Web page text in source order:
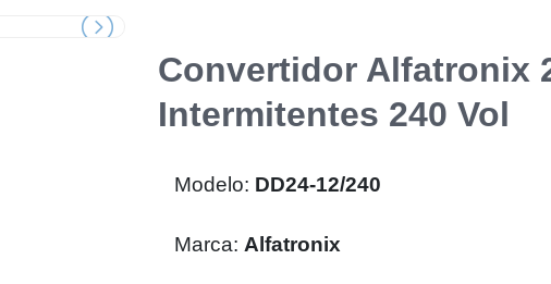
Convertidor Alfatronix
Intermitentes 240 Vol
Modelo: DD24-12/240
Marca: Alfatronix